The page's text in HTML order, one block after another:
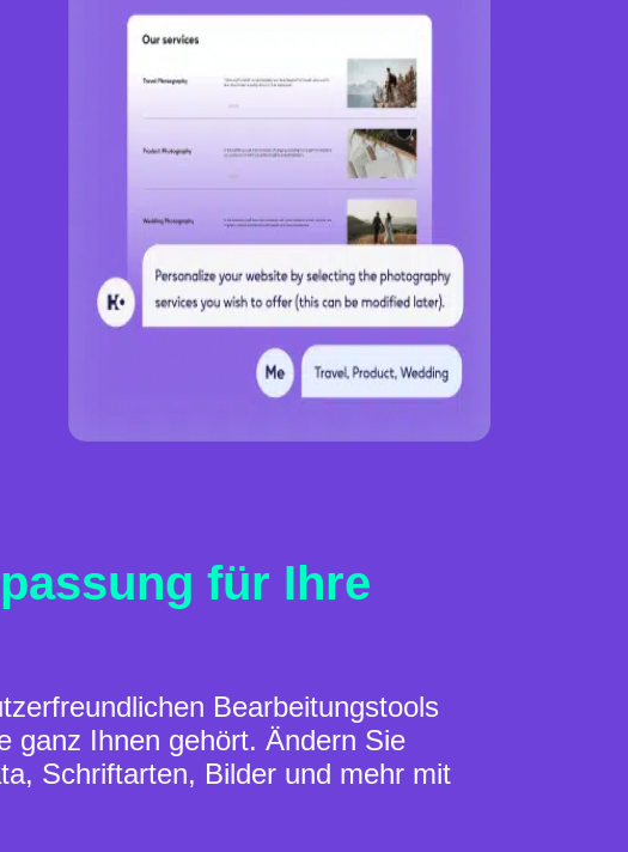
für Ihre
Bearbeitungstools
ganz Ihnen gehört. Ändern Sie
Schriftarten, Bilder und mehr mit